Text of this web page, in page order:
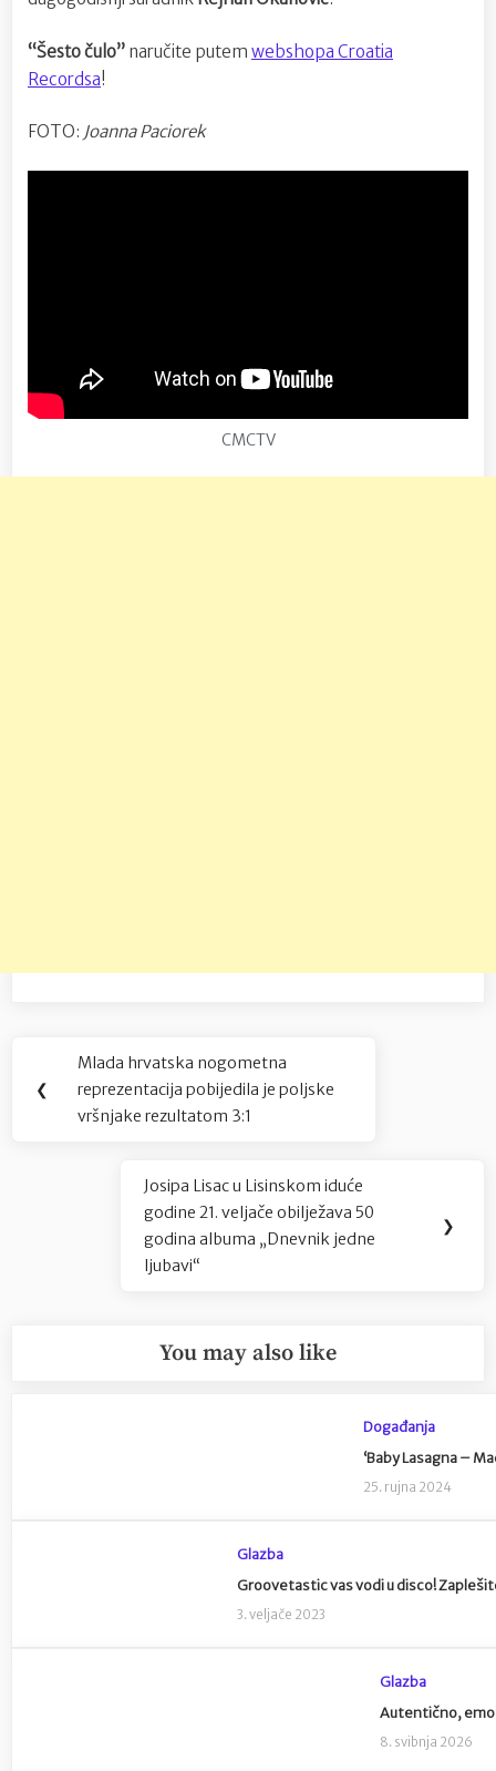
“Šesto čulo” naručite putem webshopa Croatia
Recordsa!
FOTO: Joanna Paciorek
CMCTV
Navigacija
objava
❮
Previous
Post:
Mlada hrvatska nogometna
reprezentacija pobijedila je poljske
vršnjake rezultatom 3:1
Next
Post:
Josipa Lisac u Lisinskom iduće
godine 21. veljače obilježava 50
godina albuma „Dnevnik jedne
ljubavi“
❯
You may also like
Događanja
‘Baby Lasagna –
25. rujna 2024
Glazba
Groovetastic vas vodi u disco!
3. veljače 2023
Glazba
Autentično,
8. svibnja 2026